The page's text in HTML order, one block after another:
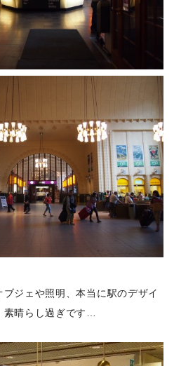
ブジェや照明、本当に駅のデザイ
素晴らし過ぎです…